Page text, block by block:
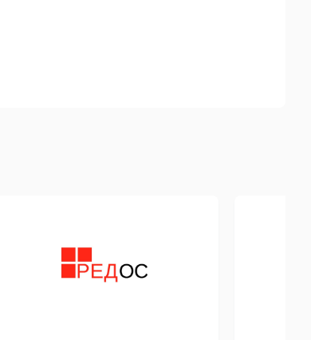
ПО для графики (Gimp, Blender и др.),
Linux переводятся на их
драйверы принтеров, а также
Во-вторых, наличие широко известной и
пакет Wine. Уже сейчас многие из